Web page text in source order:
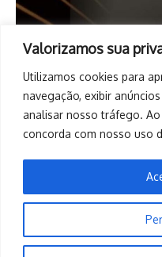
Valorizamos sua
Utilizamos cookies para
navegação, exibir
analisar nosso tráfego. Ao
concorda com nosso uso